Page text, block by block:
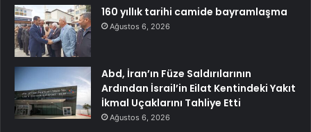
160 yıllık tarihi camide bayramlaşma
Ağustos 6, 2026
Abd, İran’ın Füze Saldırılarının
Ardından İsrail’in Eilat Kentindeki Yakıt
İkmal Uçaklarını Tahliye Etti
Ağustos 6, 2026